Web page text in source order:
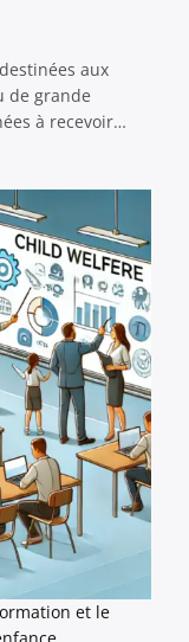
aux
de grande
à recevoir…
et le